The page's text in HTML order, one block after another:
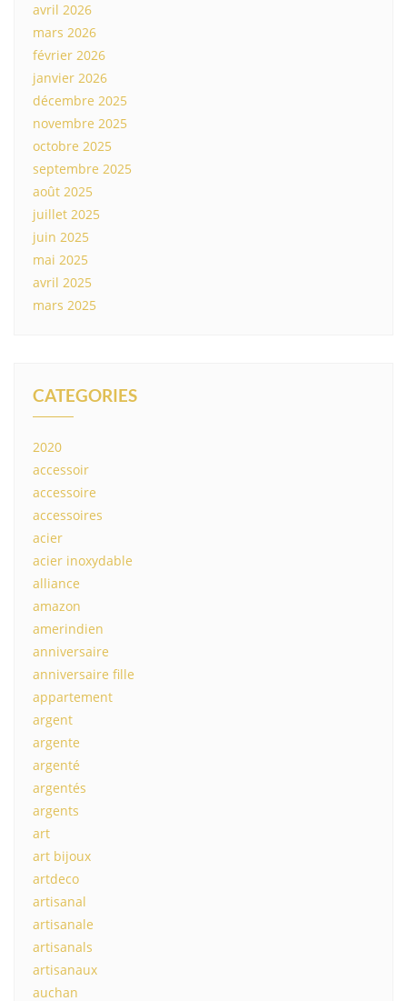
avril 2026
mars 2026
février 2026
janvier 2026
décembre 2025
novembre 2025
octobre 2025
septembre 2025
août 2025
juillet 2025
juin 2025
mai 2025
avril 2025
mars 2025
CATEGORIES
2020
accessoir
accessoire
accessoires
acier
acier inoxydable
alliance
amazon
amerindien
anniversaire
anniversaire fille
appartement
argent
argente
argenté
argentés
argents
art
art bijoux
artdeco
artisanal
artisanale
artisanals
artisanaux
auchan